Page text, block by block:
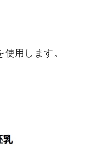
用します。